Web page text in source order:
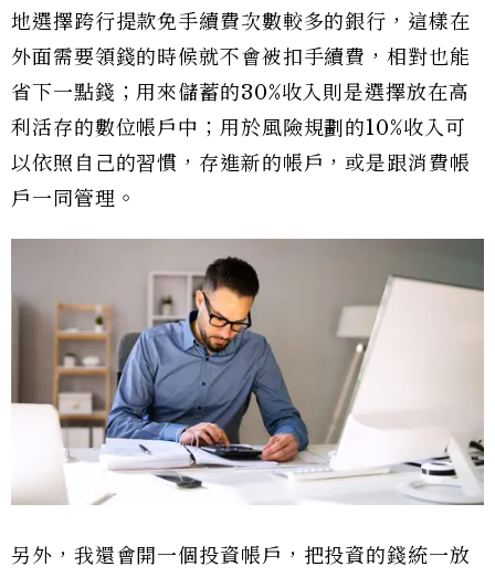
地選擇跨行提款免手續費次數較多的銀行，這樣在
外面需要領錢的時候就不會被扣手續費，相對也能
省下一點錢；用來儲蓄的30%收入則是選擇放在高
利活存的數位帳戶中；用於風險規劃的10%收入可
以依照自己的習慣，存進新的帳戶，或是跟消費帳
戶一同管理。
另外，我還會開一個投資帳戶，把投資的錢統一放